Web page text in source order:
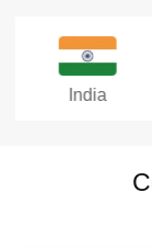
India